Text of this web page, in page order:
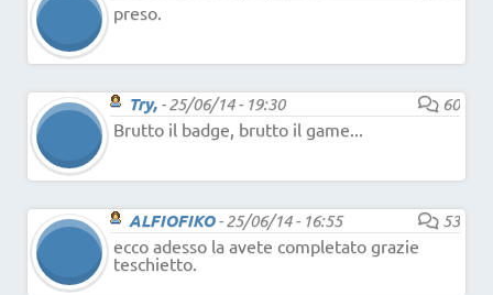
preso.
Try, -25/06/14 - 19:30
60
Brutto il badge, brutto il game...
ALFIOFIKO-25/06/14 - 16:55
53
ecco adesso la avete completato grazie
teschietto.